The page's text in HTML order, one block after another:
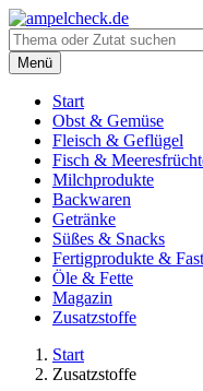
Suche
nach:
Menü
Start
Obst & Gemüse
Fleisch & Geflügel
Fisch &
Milchprodukte
Backwaren
Getränke
Süßes & Snacks
Fertigprodukte &
Öle & Fette
Magazin
Zusatzstoffe
Start
Zusatzstoffe